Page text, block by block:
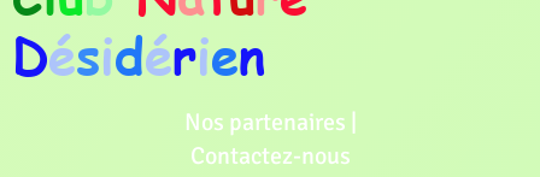
Désidérien
Nos partenaires |
Contactez-nous